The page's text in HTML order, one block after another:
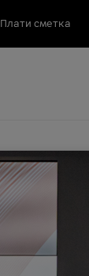
Плати сметка